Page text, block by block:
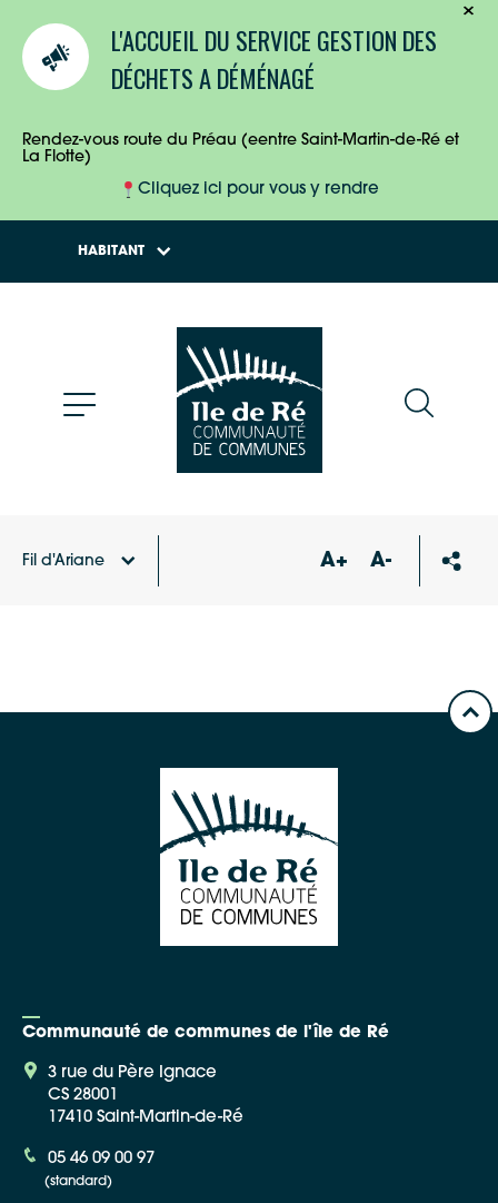
L'ACCUEIL DU SERVICE GESTION DES
DÉCHETS A DÉMÉNAGÉ
Rendez-vous route du Préau (eentre Saint-Martin-de-Ré et
La Flotte)
Cliquez ici pour vous y rendre
HABITANT
ENTREPRISES
Fil d'Ariane A+ A-
Communauté de communes de l'île de Ré
3 rue du Père Ignace
CS 28001
17410 Saint-Martin-de-Ré
05 46 09 00 97
(standard)